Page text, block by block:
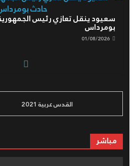
سعيود ينقل تعازي رئيس
بومرداس
01/08/2026
مجلس الأمة ونجل الشهيد الرمز
رئيس الجمهورية يترأس مراسم
للجيش الوطني الشعبي
القدس عربية 2021
مباشر